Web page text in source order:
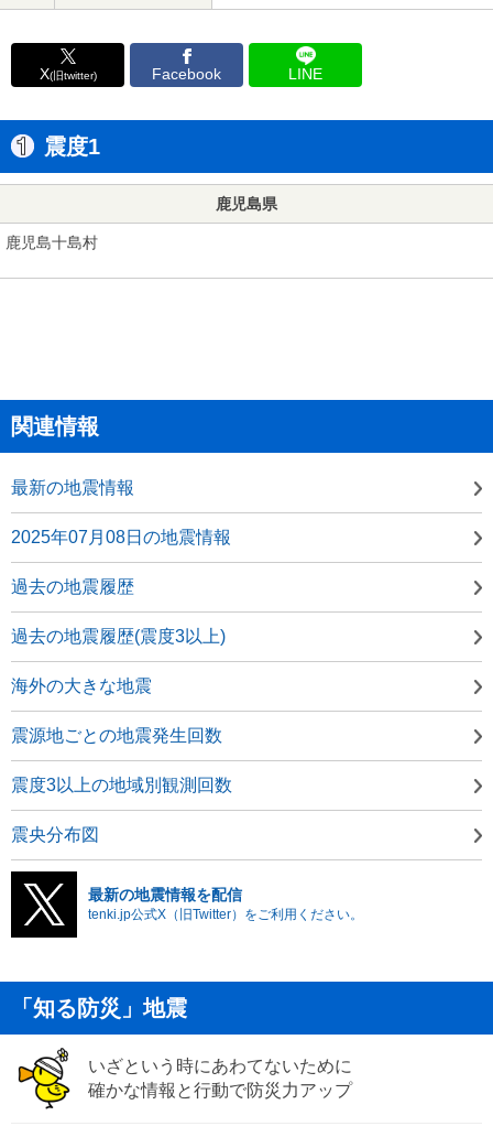
X(旧twitter) Facebook LINE
震度1
鹿児島県
鹿児島十島村
関連情報
最新の地震情報
2025年07月08日の地震情報
過去の地震履歴
過去の地震履歴(震度3以上)
海外の大きな地震
震源地ごとの地震発生回数
震度3以上の地域別観測回数
震央分布図
最新の地震情報を配信
tenki.jp公式X（旧Twitter）をご利用ください。
「知る防災」地震
いざという時にあわてないために
確かな情報と行動で防災力アップ